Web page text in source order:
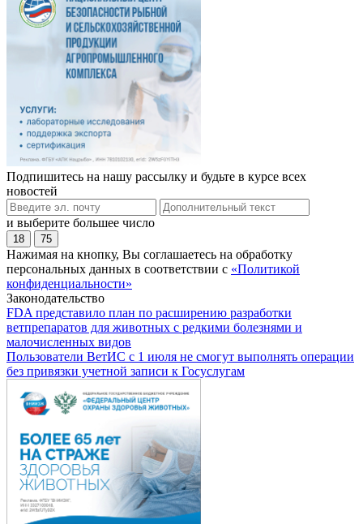
Подпишитесь на нашу рассылку и будьте в курсе всех
новостей
и выберите большее число
18 75
Нажимая на кнопку, Вы соглашаетесь на обработку
персональных данных в соответствии с «Политикой
конфиденциальности»
Законодательство
FDA представило план по расширению разработки
ветпрепаратов для животных с редкими болезнями и
малочисленных видов
Пользователи ВетИС с 1 июля не смогут выполнять операции
без привязки учетной записи к Госуслугам